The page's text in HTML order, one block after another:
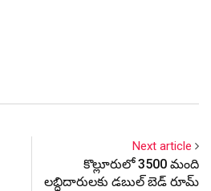
Next article
కొల్లూరులో 3500 మంది
లబ్ధిదారులకు డబుల్ బెడ్ రూమ్